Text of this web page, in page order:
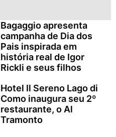
Bagaggio apresenta
campanha de Dia dos
Pais inspirada em
história real de Igor
Rickli e seus filhos
Hotel Il Sereno Lago di
Como inaugura seu 2º
restaurante, o Al
Tramonto